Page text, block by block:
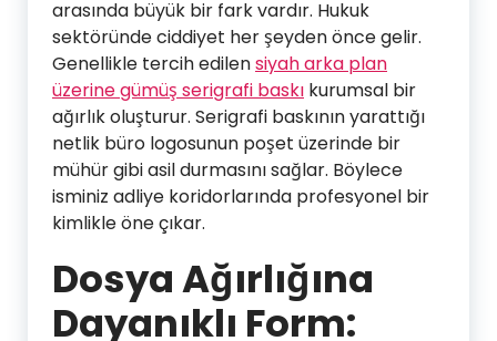
arasında büyük bir fark vardır. Hukuk
sektöründe ciddiyet her şeyden önce gelir.
Genellikle tercih edilensiyah arka plan
üzerine gümüş serigrafi baskı kurumsal bir
ağırlık oluşturur. Serigrafi baskının yarattığı
netlik büro logosunun poşet üzerinde bir
mühür gibi asil durmasını sağlar. Böylece
isminiz adliye koridorlarında profesyonel bir
kimlikle öne çıkar.
Dosya Ağırlığına
Dayanıklı Form: